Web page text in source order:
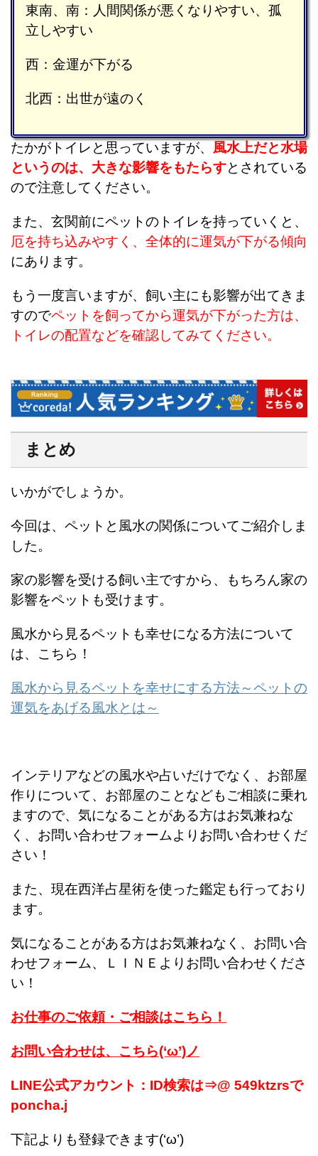
東南、南：人間関係が悪くなりやすい、孤
立しやすい
西：金運が下がる
北西：出世が遠のく
たかがトイレと思っていますが、 風水上だと水場
というのは、大きな影響をもたらすとされている
ので注意してください。
また、玄関前にペットのトイレを持っていくと、
厄を持ち込みやすく、全体的に運気が下がる傾向
にあります。
もう一度言いますが、飼い主にも影響が出てきま
すのでペットを飼ってから運気が下がった方は、
トイレの配置などを確認してみてください。
まとめ
いかがでしょうか。
今回は、ペットと風水の関係についてご紹介しま
した。
家の影響を受ける飼い主ですから、もちろん家の
影響をペットも受けます。
風水から見るペットも幸せになる方法について
は、こちら！
風水から見るペットを幸せにする方法～ペットの
運気をあげる風水とは～
インテリアなどの風水や占いだけでなく、 お部屋
作りについて、お部屋のことなどもご相談に乗れ
ますので、 気になることがある方はお気兼ねな
く、お問い合わせフォームより お問い合わせくだ
さい！
また、現在西洋占星術を使った鑑定も行っており
ます。
気になることがある方はお気兼ねなく、お問い合
わせフォーム、ＬＩＮＥよりお問い合わせくださ
い！
お仕事のご依頼・ご相談はこちら！
お問い合わせは、こちら(‘ω’)ノ
LINE公式アカウント：ID検索は⇒@ 549ktzrsで
poncha.j
下記よりも登録できます(‘ω’)